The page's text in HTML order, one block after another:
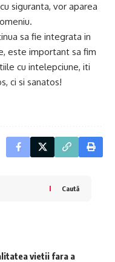
siguranta, vor aparea
sa fie integrata in
este important sa fim
cu intelepciune, iti
ci si sanatos!
Caută
vietii fara a